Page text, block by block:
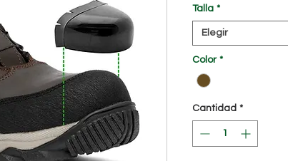
Talla *
Elegir
Color *
Cantidad *